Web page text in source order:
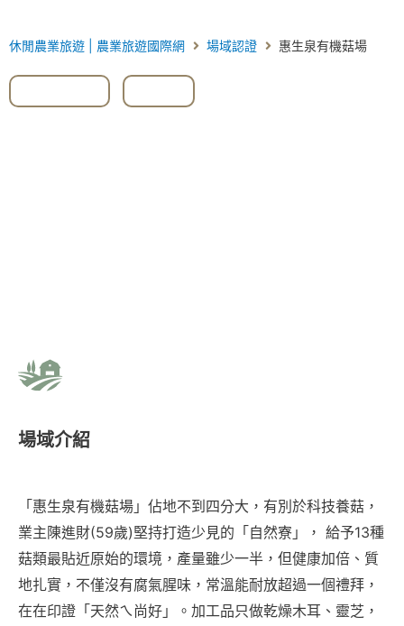
休閒農業旅遊 | 農業旅遊國際網 場域認證 惠生泉有機菇場
場域介紹
「惠生泉有機菇場」佔地不到四分大，有別於科技養菇，
業主陳進財(59歲)堅持打造少見的「自然寮」， 給予13種
菇類最貼近原始的環境，產量雖少一半，但健康加倍、質
地扎實，不僅沒有腐氣腥味，常溫能耐放超過一個禮拜，
在在印證「天然ㄟ尚好」。加工品只做乾燥木耳、靈芝，